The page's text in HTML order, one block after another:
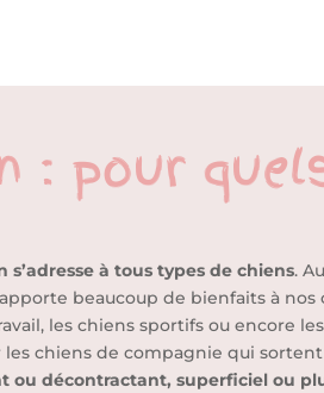
: pour
s’adresse à tous types de chiens.
beaucoup de bienfaits à
les chiens sportifs ou encore
chiens de compagnie qui
ou décontractant, superficiel ou